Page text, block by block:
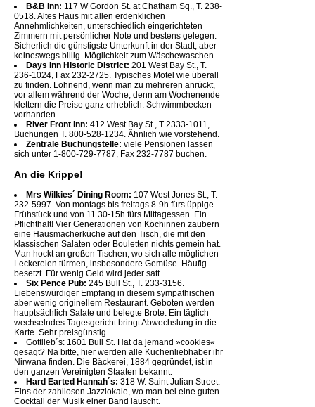
B&B Inn: 117 W Gordon St. at Chatham Sq., T. 238-
0518. Altes Haus mit allen erdenklichen
Annehmlichkeiten, unterschiedlich eingerichteten
Zimmern mit persönlicher Note und bestens gelegen.
Sicherlich die günstigste Unterkunft in der Stadt, aber
keineswegs billig. Möglichkeit zum Wäschewaschen.
Days Inn Historic District: 201 West Bay St., T.
236-1024, Fax 232-2725. Typisches Motel wie überall
zu finden. Lohnend, wenn man zu mehreren anrückt,
vor allem während der Woche, denn am Wochenende
klettern die Preise ganz erheblich. Schwimmbecken
vorhanden.
River Front Inn: 412 West Bay St., T 2333-1011,
Buchungen T. 800-528-1234. Ähnlich wie vorstehend.
Zentrale Buchungstelle: viele Pensionen lassen
sich unter 1-800-729-7787, Fax 232-7787 buchen.
An die Krippe!
Mrs Wilkies´ Dining Room: 107 West Jones St., T.
232-5997. Von montags bis freitags 8-9h fürs üppige
Frühstück und von 11.30-15h fürs Mittagessen. Ein
Pflichthalt! Vier Generationen von Köchinnen zaubern
eine Hausmacherküche auf den Tisch, die mit den
klassischen Salaten oder Bouletten nichts gemein hat.
Man hockt an großen Tischen, wo sich alle möglichen
Leckereien türmen, insbesondere Gemüse. Häufig
besetzt. Für wenig Geld wird jeder satt.
Six Pence Pub: 245 Bull St., T. 233-3156.
Liebenswürdiger Empfang in diesem sympathischen
aber wenig originellem Restaurant. Geboten werden
hauptsächlich Salate und belegte Brote. Ein täglich
wechselndes Tagesgericht bringt Abwechslung in die
Karte. Sehr preisgünstig.
Gottlieb´s: 1601 Bull St. Hat da jemand »cookies«
gesagt? Na bitte, hier werden alle Kuchenliebhaber ihr
Nirwana finden. Die Bäckerei, 1884 gegründet, ist in
den ganzen Vereinigten Staaten bekannt.
Hard Earted Hannah´s: 318 W. Saint Julian Street.
Eins der zahllosen Jazzlokale, wo man bei eine guten
Cocktail der Musik einer Band lauscht.